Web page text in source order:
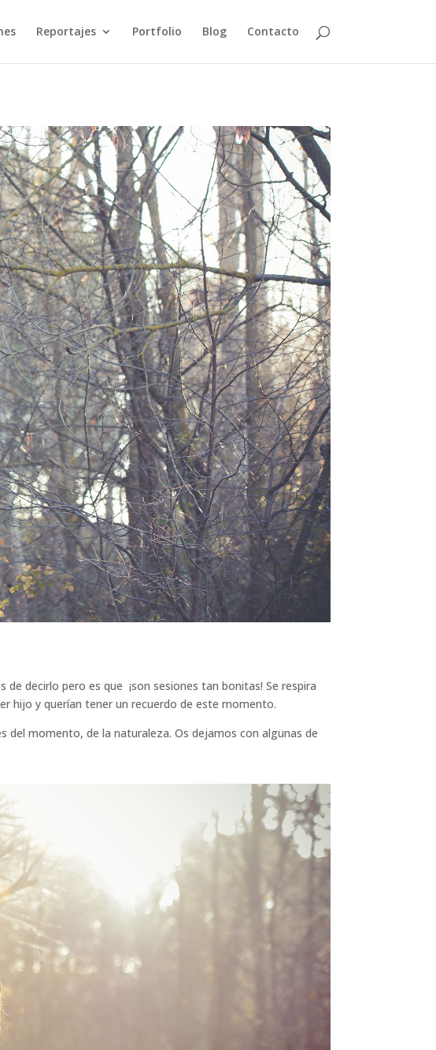
Reportajes Portfolio Blog Contacto
de decirlo pero es que ¡son sesiones tan bonitas! Se respira
hijo y querían tener un recuerdo de este momento.
momento, de la naturaleza. Os dejamos con algunas de